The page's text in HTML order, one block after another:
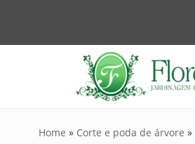
Home » Corte e poda de árvore »